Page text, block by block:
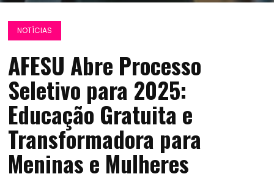
NOTÍCIAS
AFESU Abre Processo
Seletivo para 2025:
Educação Gratuita e
Transformadora para
Meninas e Mulheres